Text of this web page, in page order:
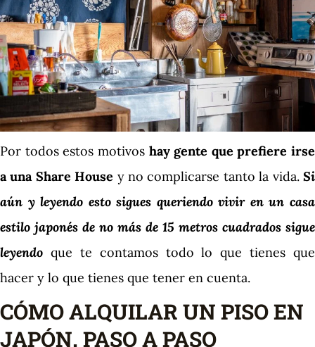
Por todos estos motivos hay gente que prefiere irse
a una Share House y no complicarse tanto la vida.Si
aún y leyendo esto sigues queriendo vivir en un casa
estilo japonés de no más de 15 metros cuadrados sigue
leyendo que te contamos todo lo que tienes que
hacer y lo que tienes que tener en cuenta.
CÓMO ALQUILAR UN PISO EN
JAPÓN. PASO A PASO